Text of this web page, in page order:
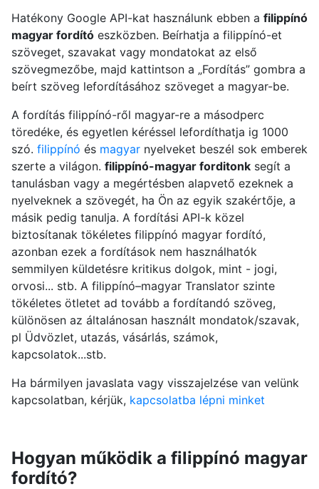
Hatékony Google API-kat használunk ebben a filippínó
magyar fordítóeszközben. Beírhatja a filippínó-et
szöveget, szavakat vagy mondatokat az első
szövegmezőbe, majd kattintson a „Fordítás” gombra a
beírt szöveg lefordításához szöveget a magyar-be.
A fordítás filippínó-ről magyar-re a másodperc
töredéke, és egyetlen kéréssel lefordíthatja ig 1000
szó. filippínó és magyarnyelveket beszél sok emberek
szerte a világon. filippínó-magyar forditonksegít a
tanulásban vagy a megértésben alapvető ezeknek a
nyelveknek a szövegét, ha Ön az egyik szakértője, a
másik pedig tanulja. A fordítási API-k közel
biztosítanak tökéletes filippínó magyar fordító,
azonban ezek a fordítások nem használhatók
semmilyen küldetésre kritikus dolgok, mint - jogi,
orvosi... stb. A filippínó–magyar Translator szinte
tökéletes ötletet ad tovább a fordítandó szöveg,
különösen az általánosan használt mondatok/szavak,
pl Üdvözlet, utazás, vásárlás, számok,
kapcsolatok...stb.
Ha bármilyen javaslata vagy visszajelzése van velünk
kapcsolatban, kérjük, kapcsolatba lépni minket
Hogyan működik a filippínó magyar
fordító?